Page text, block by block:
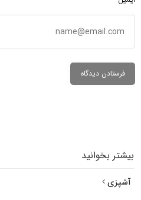
بیشتر بخوانید
آشپزی